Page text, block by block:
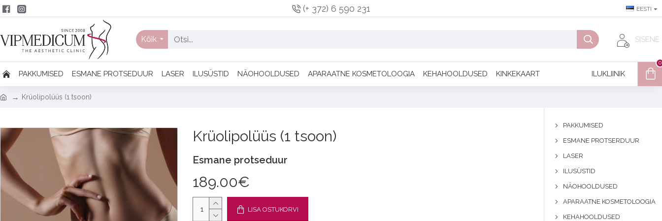
(+ 372) 6 590 231 EESTI
Kõik SISENE
PAKKUMISED ESMANE PROTSEDUUR LASER ILUSÜSTID NÄOHOOLDUSED APARAATNE KOSMETOLOOGIA KEHAHOOLDUSED KINKEKAART ILUKLIINIK
0
Krüolipolüüs (1 tsoon)
Krüolipolüüs (1 tsoon)
Esmane protseduur
189.00€
LISA OSTUKORVI
PAKKUMISED
ESMANE PROTSERDUUR
LASER
ILUSÜSTID
NÄOHOOLDUSED
APARAATNE KOSMETOLOOGIA
KEHAHOOLDUSED